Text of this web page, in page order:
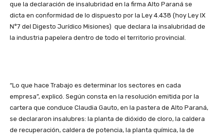
que la declaración de insalubridad en la firma Alto Paraná se
dicta en conformidad de lo dispuesto por la Ley 4.438 (hoy Ley IX
N°7 del Digesto Jurídico Misiones) que declara la insalubridad de
la industria papelera dentro de todo el territorio provincial.
“Lo que hace Trabajo es determinar los sectores en cada
empresa”, explicó. Según consta en la resolución emitida por la
cartera que conduce Claudia Gauto, en la pastera de Alto Paraná,
se declararon insalubres: la planta de dióxido de cloro, la caldera
de recuperación, caldera de potencia, la planta química, la de